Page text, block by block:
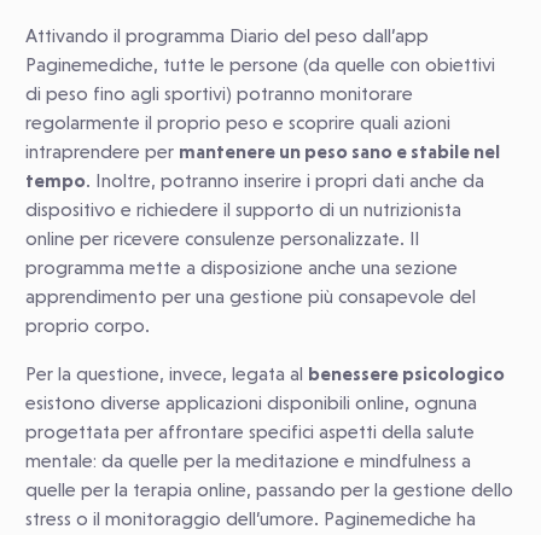
Attivando il programma Diario del peso dall’app
Paginemediche, tutte le persone (da quelle con obiettivi
di peso fino agli sportivi) potranno monitorare
regolarmente il proprio peso e scoprire quali azioni
intraprendere per mantenere un peso sano e stabile nel
tempo. Inoltre, potranno inserire i propri dati anche da
dispositivo e richiedere il supporto di un nutrizionista
online per ricevere consulenze personalizzate. Il
programma mette a disposizione anche una sezione
apprendimento per una gestione più consapevole del
proprio corpo.
Per la questione, invece, legata al benessere psicologico
esistono diverse applicazioni disponibili online, ognuna
progettata per affrontare specifici aspetti della salute
mentale: da quelle per la meditazione e mindfulness a
quelle per la terapia online, passando per la gestione dello
stress o il monitoraggio dell’umore. Paginemediche ha